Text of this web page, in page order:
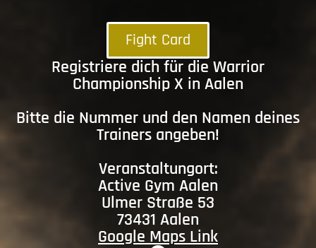
Fight Card
Registriere dich für die Warrior
Championship X in Aalen
Bitte die Nummer und den Namen deines
Trainers angeben!
Veranstaltungort:
Active Gym Aalen
Ulmer Straße 53
73431 Aalen
Google Maps Link